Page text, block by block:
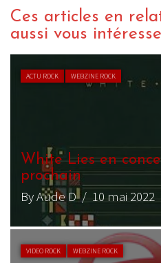
Ces articles en
aussi vous
ACTU ROCK WEBZINE ROCK
White Lies en
prochain
By Aude D/ 10 mai 2022
VIDEO ROCK WEBZINE ROCK